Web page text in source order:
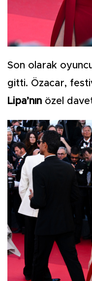
Son olarak
gitti. Özacar,
Lipa’nın özel